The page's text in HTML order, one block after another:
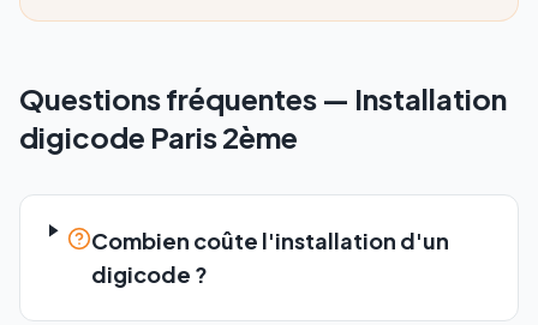
Questions fréquentes — Installation
digicode Paris 2ème
Combien coûte l'installation d'un
digicode ?